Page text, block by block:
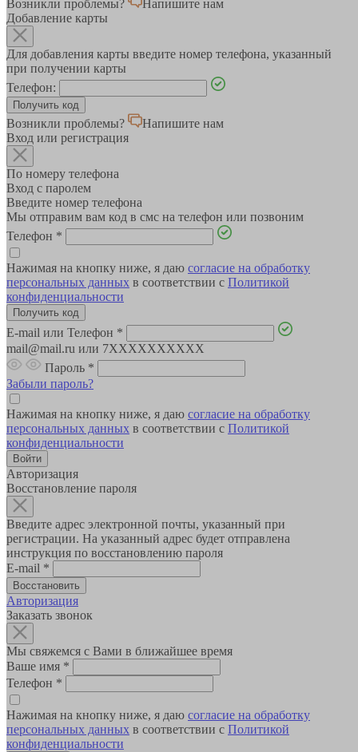
Возникли проблемы?
Напишите нам
Добавление карты
Для добавления карты введите номер телефона, указанный
при получении карты
Телефон:
Возникли проблемы?
Напишите нам
Вход или регистрация
По номеру телефона
Вход с паролем
Введите номер телефона
Мы отправим вам код в смс на телефон или позвоним
Телефон *
Нажимая на кнопку ниже, я даю согласие на обработку
персональных данных в соответствии с Политикой
конфиденциальности
E-mail или Телефон *
mail@mail.ru или 7XXXXXXXXXX
Пароль *
Забыли пароль?
Нажимая на кнопку ниже, я даю согласие на обработку
персональных данных в соответствии с Политикой
конфиденциальности
Авторизация
Восстановление пароля
Введите адрес электронной почты, указанный при
регистрации. На указанный адрес будет отправлена
инструкция по восстановлению пароля
E-mail *
Авторизация
Заказать звонок
Мы свяжемся с Вами в ближайшее время
Ваше имя *
Телефон *
Нажимая на кнопку ниже, я даю согласие на обработку
персональных данных в соответствии с Политикой
конфиденциальности